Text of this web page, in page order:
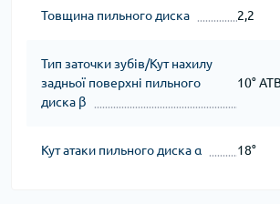
Товщина пильного диска 2,2
Тип заточки зубів/Кут нахилу
задньої поверхні пильного
диска β
10°
Кут атаки пильного диска α 18°